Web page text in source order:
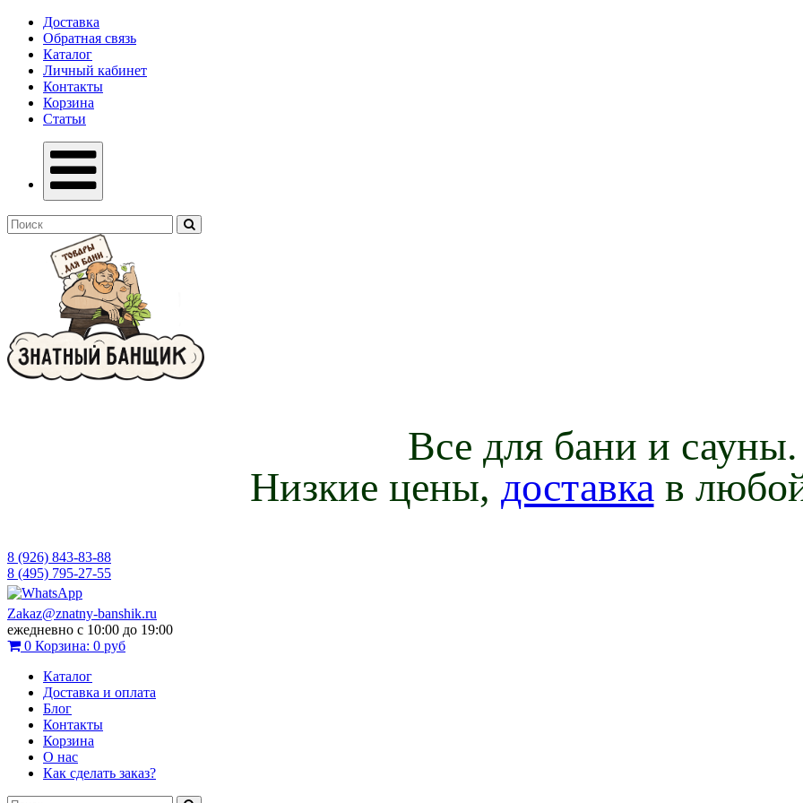
Доставка
Обратная связь
Каталог
Личный кабинет
Контакты
Корзина
Статьи
Все для бани и сауны.
Низкие цены, доставка в
8 (926) 843-83-88
8 (495) 795-27-55
Zakaz@znatny-banshik.ru
ежедневно с 10:00 до 19:00
0 Корзина: 0 руб
Каталог
Доставка и оплата
Блог
Контакты
Корзина
О нас
Как сделать заказ?